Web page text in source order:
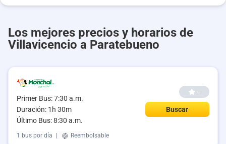
Los mejores precios y horarios de
Villavicencio a Paratebueno
Primer Bus: 7:30 a.m.
Duración: 1h 30m
Último Bus: 8:30 a.m.
--
Buscar
1 bus por día Reembolsable